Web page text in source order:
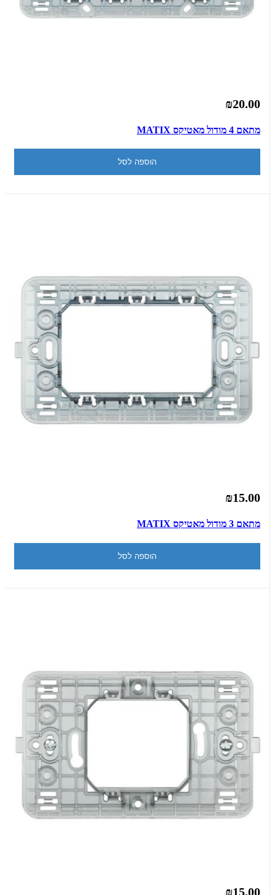
₪20.00
מתאם 4 מודול מאטיקס MATIX
הוספה לסל
₪15.00
מתאם 3 מודול מאטיקס MATIX
הוספה לסל
₪15.00